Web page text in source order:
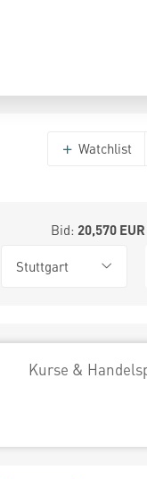
Watchlist
Bid: 20,570EUR
Stuttgart
Kurse &